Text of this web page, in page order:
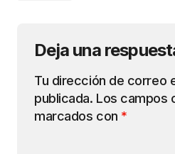
Deja una
Tu dirección de correo
publicada. Los campos
marcados con *